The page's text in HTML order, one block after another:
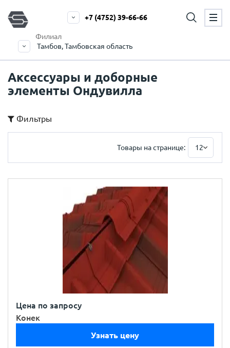
Филиал
Тамбов, Тамбовская область
+7 (4752) 39-66-66
Аксессуары и доборные
элементы Ондувилла
Фильтры
Товары на странице: 12
Цена по запросу
Конек
Узнать цену